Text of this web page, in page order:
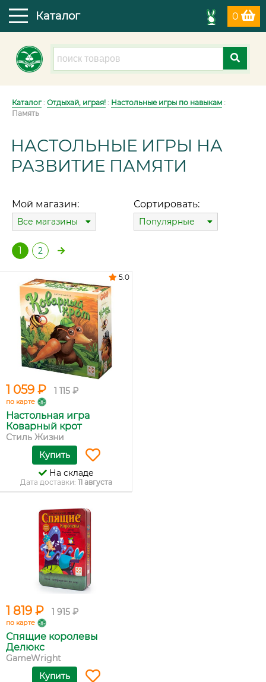
0
Каталог
Каталог: Отдыхай, играя! : Настольные игры по навыкам :
Память
НАСТОЛЬНЫЕ ИГРЫ НА
РАЗВИТИЕ ПАМЯТИ
Мой магазин:
Все магазины
Сортировать:
Популярные
1 2
1 059 ₽ 1 115 ₽
по карте
Настольная игра
Коварный крот
Стиль Жизни
5.0
Купить
На складе
Дата доставки: 11 августа
1 819 ₽ 1 915 ₽
по карте
Спящие королевы
Делюкс
GameWright
Купить